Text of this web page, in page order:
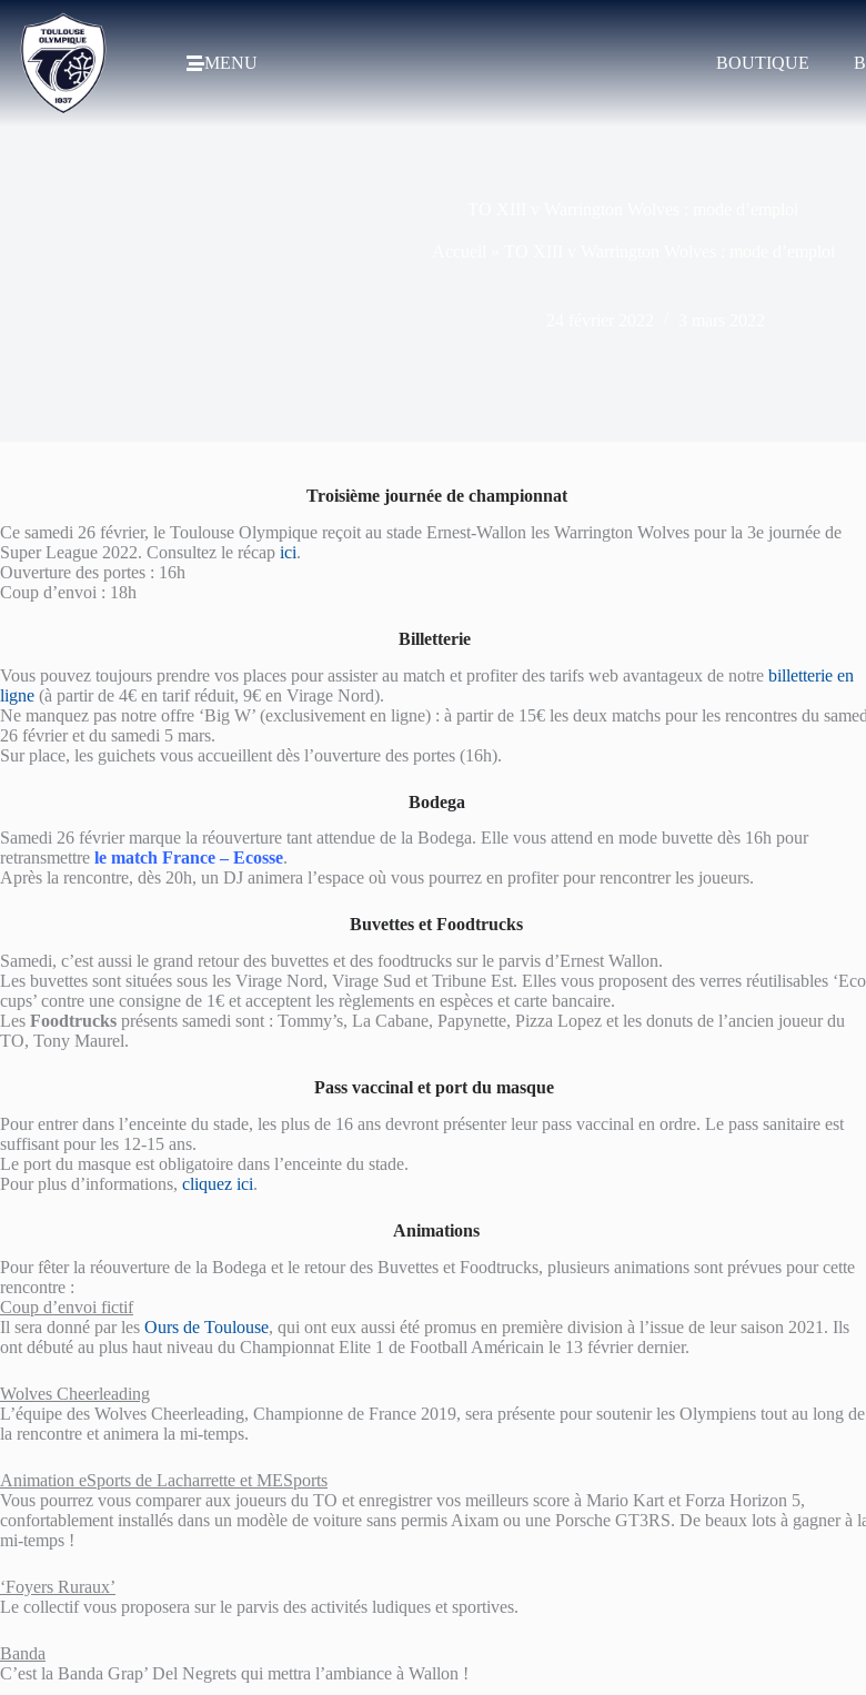
MENU BOUTIQUE
Troisième journée de championnat
Ce samedi 26 février, le Toulouse Olympique reçoit au stade Ernest-Wallon les Warrington Wolves pour la 3e journée de
Super League 2022. Consultez le récap ici.
Ouverture des portes : 16h
Coup d’envoi : 18h
Billetterie
Vous pouvez toujours prendre vos places pour assister au match et profiter des tarifs web avantageux de notre billetterie en
ligne (à partir de 4€ en tarif réduit, 9€ en Virage Nord).
Ne manquez pas notre offre ‘Big W’ (exclusivement en ligne) : à partir de 15€ les deux matchs pour les rencontres du
26 février et du samedi 5 mars.
Sur place, les guichets vous accueillent dès l’ouverture des portes (16h).
Bodega
Samedi 26 février marque la réouverture tant attendue de la Bodega. Elle vous attend en mode buvette dès 16h pour
retransmettre le match France – Ecosse.
Après la rencontre, dès 20h, un DJ animera l’espace où vous pourrez en profiter pour rencontrer les joueurs.
Buvettes et Foodtrucks
Samedi, c’est aussi le grand retour des buvettes et des foodtrucks sur le parvis d’Ernest Wallon.
Les buvettes sont situées sous les Virage Nord, Virage Sud et Tribune Est. Elles vous proposent des verres réutilisables ‘Eco
cups’ contre une consigne de 1€ et acceptent les règlements en espèces et carte bancaire.
Les Foodtrucks présents samedi sont : Tommy’s, La Cabane, Papynette, Pizza Lopez et les donuts de l’ancien joueur du
TO, Tony Maurel.
Pass vaccinal et port du masque
Pour entrer dans l’enceinte du stade, les plus de 16 ans devront présenter leur pass vaccinal en ordre. Le pass sanitaire est
suffisant pour les 12-15 ans.
Le port du masque est obligatoire dans l’enceinte du stade.
Pour plus d’informations, cliquez ici.
Animations
Pour fêter la réouverture de la Bodega et le retour des Buvettes et Foodtrucks, plusieurs animations sont prévues pour cette
rencontre :
Coup d’envoi fictif
Il sera donné par les Ours de Toulouse, qui ont eux aussi été promus en première division à l’issue de leur saison 2021. Ils
ont débuté au plus haut niveau du Championnat Elite 1 de Football Américain le 13 février dernier.
Wolves Cheerleading
L’équipe des Wolves Cheerleading, Championne de France 2019, sera présente pour soutenir les Olympiens tout au long de
la rencontre et animera la mi-temps.
Animation eSports de Lacharrette et MESports
Vous pourrez vous comparer aux joueurs du TO et enregistrer vos meilleurs score à Mario Kart et Forza Horizon 5,
confortablement installés dans un modèle de voiture sans permis Aixam ou une Porsche GT3RS. De beaux lots à gagner à
mi-temps !
‘Foyers Ruraux’
Le collectif vous proposera sur le parvis des activités ludiques et sportives.
Banda
C’est la Banda Grap’ Del Negrets qui mettra l’ambiance à Wallon !